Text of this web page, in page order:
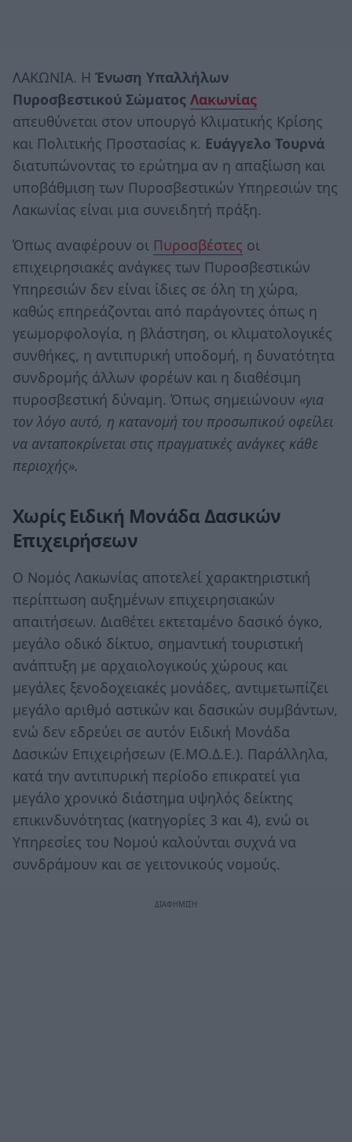
ΛΑΚΩΝΙΑ. Η Ένωση Υπαλλήλων
Πυροσβεστικού Σώματος Λακωνίας
απευθύνεται στον υπουργό Κλιματικής Κρίσης
και Πολιτικής Προστασίας κ. Ευάγγελο Τουρνά
διατυπώνοντας το ερώτημα αν η απαξίωση και
υποβάθμιση των Πυροσβεστικών Υπηρεσιών της
Λακωνίας είναι μια συνειδητή πράξη.
Όπως αναφέρουν οι Πυροσβέστες οι
επιχειρησιακές ανάγκες των Πυροσβεστικών
Υπηρεσιών δεν είναι ίδιες σε όλη τη χώρα,
καθώς επηρεάζονται από παράγοντες όπως η
γεωμορφολογία, η βλάστηση, οι κλιματολογικές
συνθήκες, η αντιπυρική υποδομή, η δυνατότητα
συνδρομής άλλων φορέων και η διαθέσιμη
πυροσβεστική δύναμη. Όπως σημειώνουν «για
τον λόγο αυτό, η κατανομή του προσωπικού οφείλει
να ανταποκρίνεται στις πραγματικές ανάγκες κάθε
περιοχής».
Χωρίς Ειδική Μονάδα Δασικών
Επιχειρήσεων
Ο Νομός Λακωνίας αποτελεί χαρακτηριστική
περίπτωση αυξημένων επιχειρησιακών
απαιτήσεων. Διαθέτει εκτεταμένο δασικό όγκο,
μεγάλο οδικό δίκτυο, σημαντική τουριστική
ανάπτυξη με αρχαιολογικούς χώρους και
μεγάλες ξενοδοχειακές μονάδες, αντιμετωπίζει
μεγάλο αριθμό αστικών και δασικών συμβάντων,
ενώ δεν εδρεύει σε αυτόν Ειδική Μονάδα
Δασικών Επιχειρήσεων (Ε.ΜΟ.Δ.Ε.). Παράλληλα,
κατά την αντιπυρική περίοδο επικρατεί για
μεγάλο χρονικό διάστημα υψηλός δείκτης
επικινδυνότητας (κατηγορίες 3 και 4), ενώ οι
Υπηρεσίες του Νομού καλούνται συχνά να
συνδράμουν και σε γειτονικούς νομούς.